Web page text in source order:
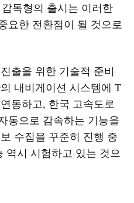
독형의 출시는 이러한
요한 전환점이 될 것으로
출을 위한 기술적 준비
내비게이션 시스템에 T
동하고, 한국 고속도로
동으로 감속하는 기능을
수집을 꾸준히 진행 중
역시 시험하고 있는 것으